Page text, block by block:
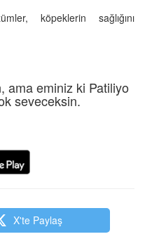
köpeklerin sağlığını
ama eminiz ki Patiliyo
seveceksin.
X'te Paylaş